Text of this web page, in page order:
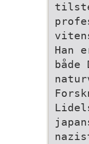
Han